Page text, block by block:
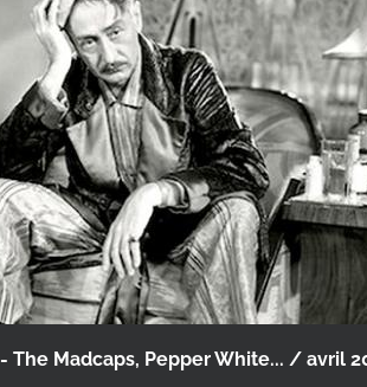
The Madcaps, Pepper White... / avril